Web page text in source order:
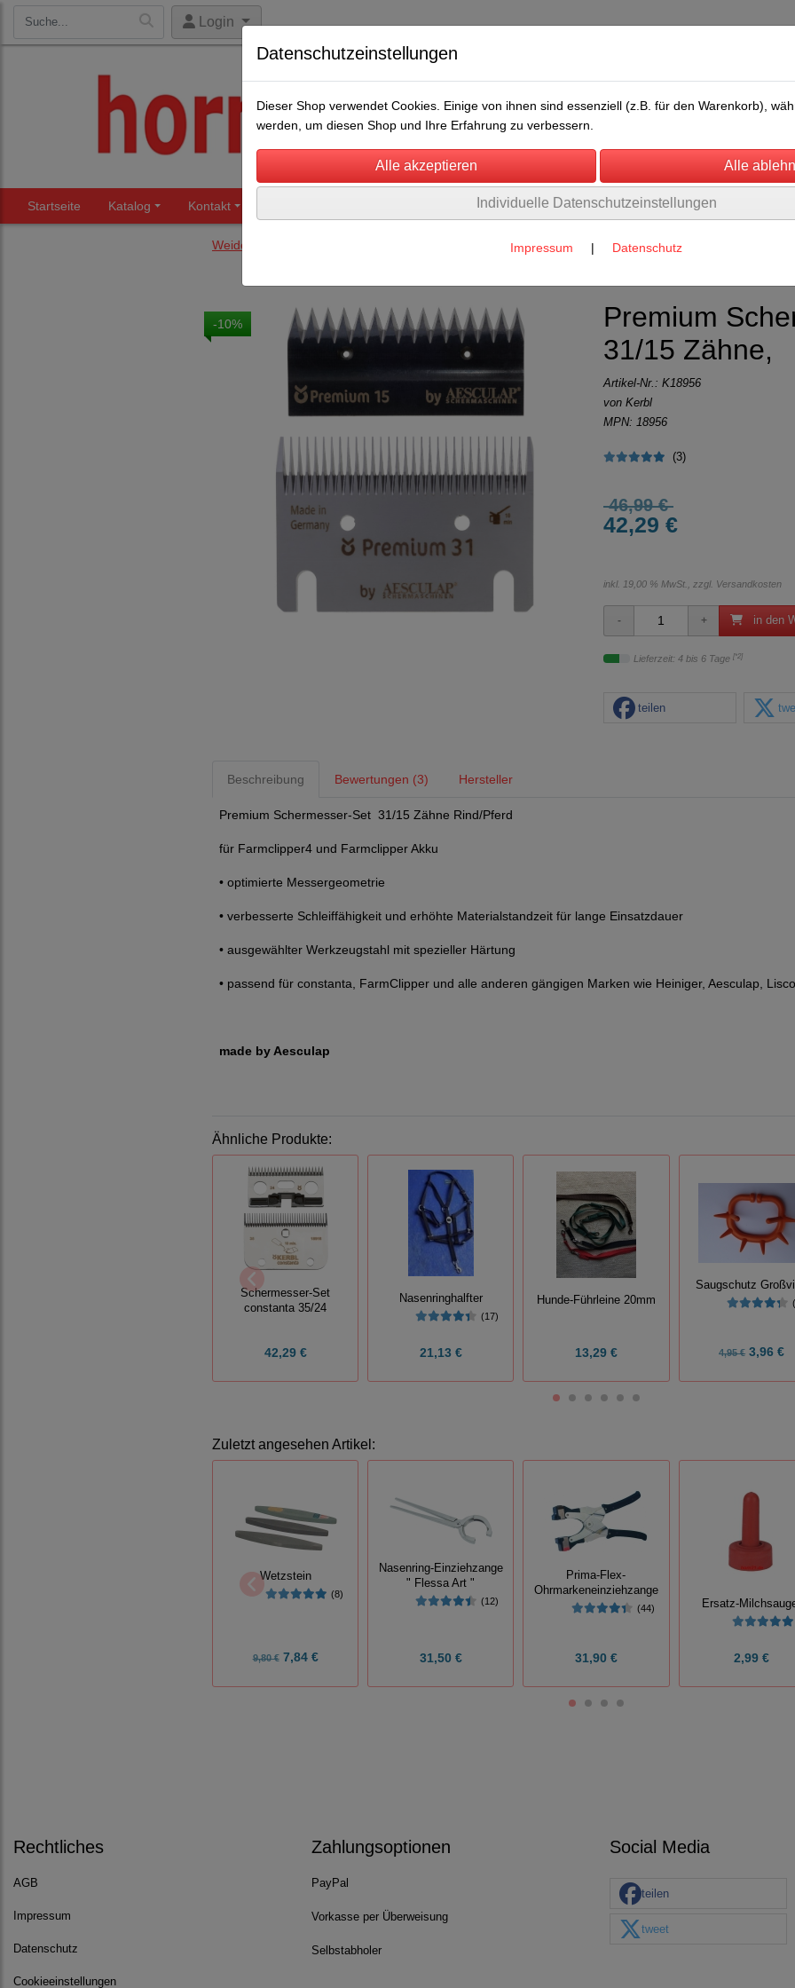
Login
Startseite Katalog Kontakt Über uns Umwelt Rechtliches
Weidezaun Restposten und anderes
-10%
Premium
31/15 Zähne,
Artikel-Nr.: K18956
von Kerbl
MPN: 18956
(3)
46,99 €
42,29 €
inkl. 19,00 % MwSt., zzgl. Versandkosten
in den
Lieferzeit: 4 bis 6 Tage [*2]
teilen
Beschreibung Bewertungen (3) Hersteller
Premium Schermesser-Set 31/15 Zähne Rind/Pferd
für Farmclipper4 und Farmclipper Akku
• optimierte Messergeometrie
• verbesserte Schleiffähigkeit und erhöhte Materialstandzeit für lange Einsatzdauer
• ausgewählter Werkzeugstahl mit spezieller Härtung
• passend für constanta, FarmClipper und alle anderen gängigen Marken wie Heiniger, Aesculap,
made by Aesculap
Ähnliche Produkte:
Schermesser-Set
constanta 35/24
42,29 €
Nasenringhalfter
(17)
21,13 €
Hunde-Führleine 20mm
13,29 €
Saugschutz
4,95 € 3,96 €
Zuletzt angesehen Artikel:
Wetzstein
(8)
9,80 €7,84 €
Nasenring-Einziehzange
" Flessa Art "
(12)
31,50 €
Prima-Flex-
Ohrmarkeneinziehzange
(44)
31,90 €
Ersatz-
2,99 €
Rechtliches
AGB
Impressum
Datenschutz
Cookieeinstellungen
Zahlungsoptionen
PayPal
Vorkasse per Überweisung
Selbstabholer
Social Media
teilen
tweet
Datenschutzeinstellungen
Dieser Shop verwendet Cookies. Einige von ihnen sind essenziell (z.B. für den Warenkorb),
werden, um diesen Shop und Ihre Erfahrung zu verbessern.
Individuelle Datenschutzeinstellungen
Impressum | Datenschutz